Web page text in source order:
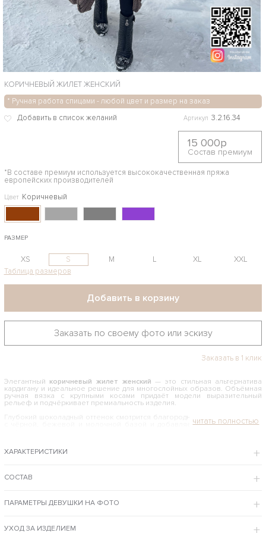
КОРИЧНЕВЫЙ ЖИЛЕТ ЖЕНСКИЙ
* Ручная работа спицами - любой цвет и размер на заказ
Артикул 3.2.16.34
15 000р
Состав премиум
*В составе премиум используется высококачественная пряжа
европейских производителей
Цвет Коричневый
РАЗМЕР
XS S M L XL
XXL
Таблица размеров
Добавить в корзину
Заказать по своему фото или эскизу
Заказать в 1 клик
Элегантный коричневый жилет женский — это стильная альтернатива
кардигану и идеальное решение для многослойных образов. Объёмная
ручная вязка с крупными косами придаёт модели выразительный
рельеф и подчёркивает премиальность изделия.
Глубокий шоколадный оттенок смотрится благородно, легко сочетается
с чёрной, бежевой и молочной базой и добавляет образу теплоту и
ДЛИНА МАКСИ И ЭФФЕКТНАЯ ПОСАДКА
стройности.
Жилет красиво ложится по линии плеч, формируя мягкий, но структурный
Модель можно носить:
ХАРАКТЕРИСТИКИ
СОСТАВ
ПАРАМЕТРЫ ДЕВУШКИ НА ФОТО
УХОД ЗА ИЗДЕЛИЕМ